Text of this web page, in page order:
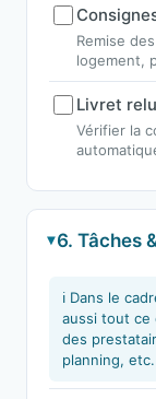
Remise
logement,
Livret
Vérifier la
6. Tâches
ℹ️ Dans le
aussi tout ce
des
planning, etc.